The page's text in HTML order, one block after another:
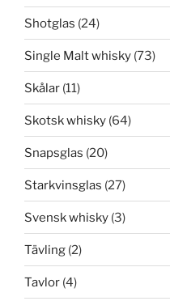
Shotglas (24)
Single Malt whisky (73)
Skålar (11)
Skotsk whisky (64)
Snapsglas (20)
Starkvinsglas (27)
Svensk whisky (3)
Tävling (2)
Tavlor (4)